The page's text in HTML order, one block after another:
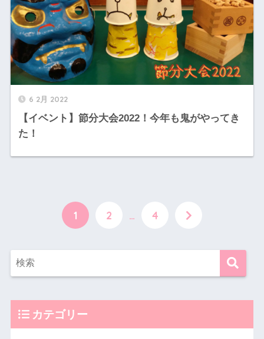
6 2月 2022
【イベント】節分大会2022！今年も鬼がやってき
た！
1 2 … 4
カテゴリー